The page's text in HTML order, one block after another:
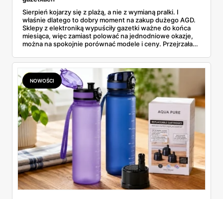
Sierpień kojarzy się z plażą, a nie z wymianą pralki. I
właśnie dlatego to dobry moment na zakup dużego AGD.
Sklepy z elektroniką wypuściły gazetki ważne do końca
miesiąca, więc zamiast polować na jednodniowe okazje,
można na spokojnie porównać modele i ceny. Przejrzałam
znalazłam, z cenami i terminami.
NOWOŚCI